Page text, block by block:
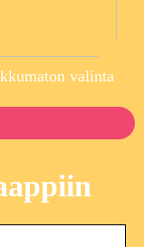
valinta